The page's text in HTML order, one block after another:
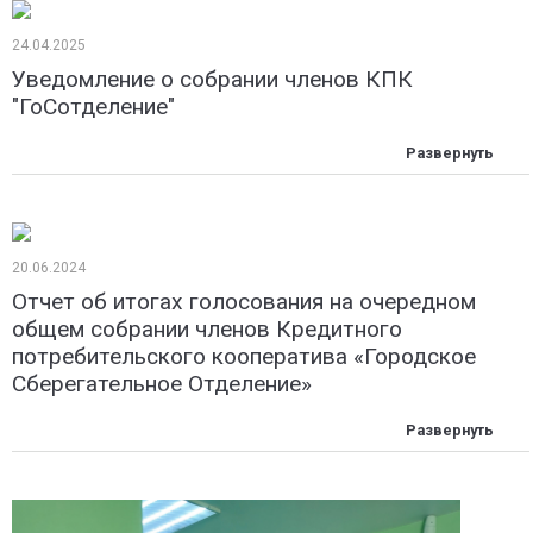
24.04.2025
Уведомление о собрании членов КПК
"ГоСотделение"
20.06.2024
Отчет об итогах голосования на очередном
общем собрании членов Кредитного
потребительского кооператива «Городское
Сберегательное Отделение»